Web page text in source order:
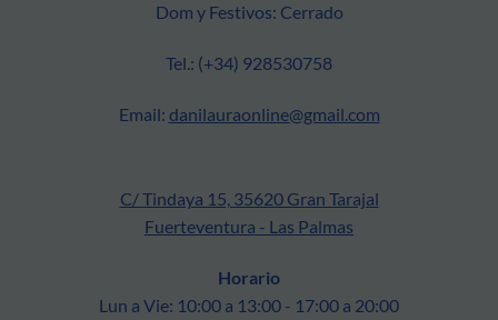
Dom y Festivos: Cerrado
Tel.: (+34) 928530758
Email: danilauraonline@gmail.com
C/ Tindaya 15, 35620 Gran Tarajal
Fuerteventura - Las Palmas
Horario
Lun a Vie: 10:00 a 13:00 - 17:00 a 20:00